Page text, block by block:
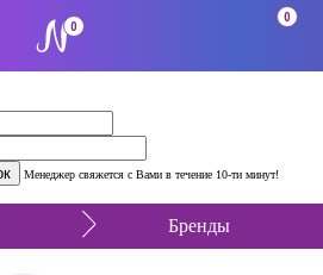
Менеджер свяжется с Вами в течение 10-ти минут!
0
0
Бренды